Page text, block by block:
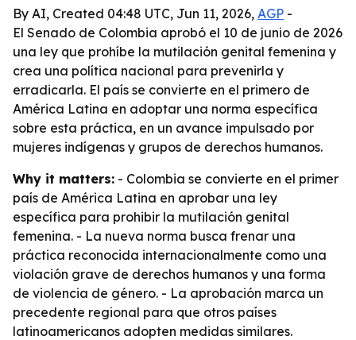
By AI, Created 04:48 UTC, Jun 11, 2026, AGP -
El Senado de Colombia aprobó el 10 de junio de 2026
una ley que prohíbe la mutilación genital femenina y
crea una política nacional para prevenirla y
erradicarla. El país se convierte en el primero de
América Latina en adoptar una norma específica
sobre esta práctica, en un avance impulsado por
mujeres indígenas y grupos de derechos humanos.
Why it matters: - Colombia se convierte en el primer
país de América Latina en aprobar una ley
específica para prohibir la mutilación genital
femenina. - La nueva norma busca frenar una
práctica reconocida internacionalmente como una
violación grave de derechos humanos y una forma
de violencia de género. - La aprobación marca un
precedente regional para que otros países
latinoamericanos adopten medidas similares.